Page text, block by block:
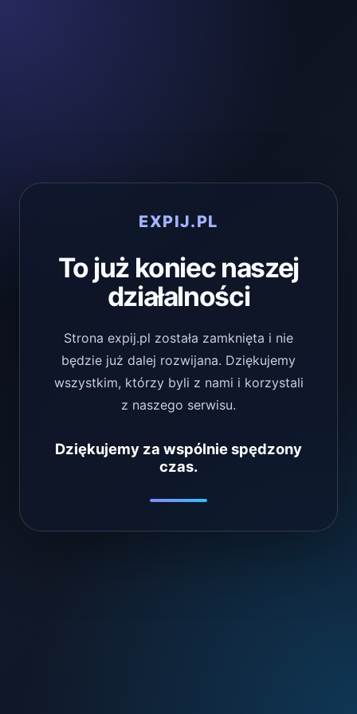
EXPIJ.PL
To już koniec naszej
działalności
Strona expij.pl została zamknięta i nie
będzie już dalej rozwijana. Dziękujemy
wszystkim, którzy byli z nami i korzystali
z naszego serwisu.
Dziękujemy za wspólnie spędzony
czas.